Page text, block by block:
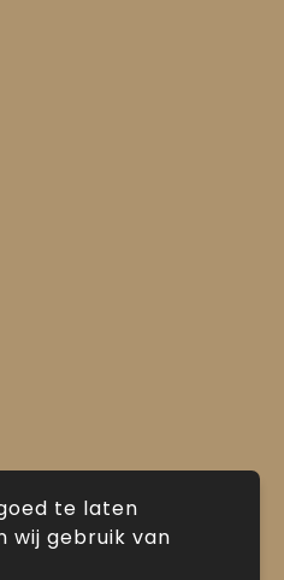
te laten
wij gebruik van